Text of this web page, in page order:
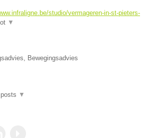
studio/vermageren-in-st-pieters-
▼
Bewegingsadvies
▼